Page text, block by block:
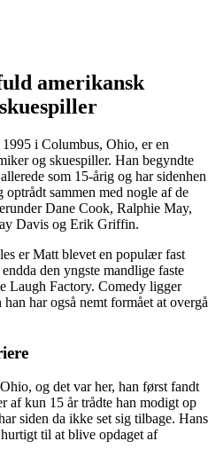
amerikansk
i Columbus, Ohio, er en
og skuespiller. Han begyndte
som 15-årig og har sidenhen
sammen med nogle af de
Dane Cook, Ralphie May,
Davis og Erik Griffin.
er Matt blevet en populær fast
den yngste mandlige faste
Laugh Factory. Comedy ligger
har også nemt formået at overgå
og det var her, han først fandt
af kun 15 år trådte han modigt op
siden da ikke set sig tilbage. Hans
til at blive opdaget af